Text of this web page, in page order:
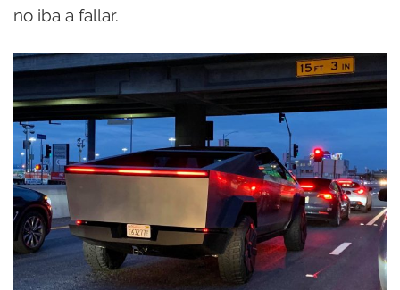
no iba a fallar.